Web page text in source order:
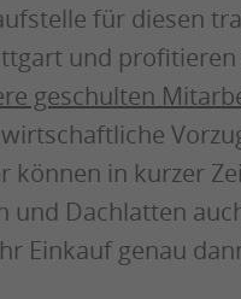
für diesen
und
geschulten
können in kurzer
und Dachlatten
Einkauf genau